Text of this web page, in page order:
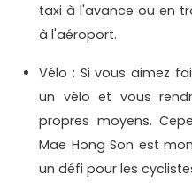
taxi à l'avance ou en
à l'aéroport.
Vélo : Si vous aimez
un vélo et vous
propres moyens.
Mae Hong Son est
un défi pour les